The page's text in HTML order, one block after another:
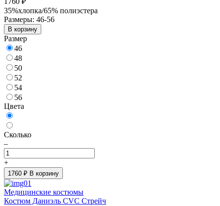
35%хлопка/65% полиэстера
Размеры: 46-56
В корзину
Размер
46
48
50
52
54
56
Цвета
Сколько
–
+
1760 ₽ В корзину
Медицинские костюмы
Костюм Даниэль CVC Стрейч